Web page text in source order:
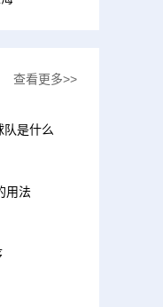
查看更多>>
队是什么
用法